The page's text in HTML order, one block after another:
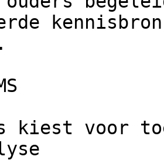
kiest voor